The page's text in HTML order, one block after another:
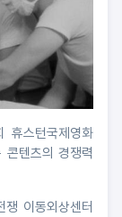
휴스턴국제영화
콘텐츠의 경쟁력
이동외상센터